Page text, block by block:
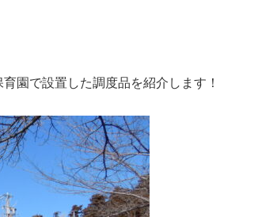
園で設置した調度品を紹介します！